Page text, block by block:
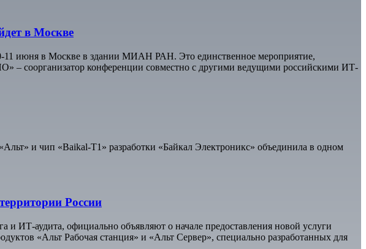
в Москве
11 июня в Москве в здании МИАН РАН. Это единственное мероприятие,
– соорганизатор конференции совместно с другими ведущими российскими ИТ-
и чип «Baikal-T1» разработки «Байкал Электроникс» объединила в одном
России
ИТ-аудита, официально объявляют о начале предоставления новой услуги
«Альт Рабочая станция» и «Альт Сервер», специально разработанных для